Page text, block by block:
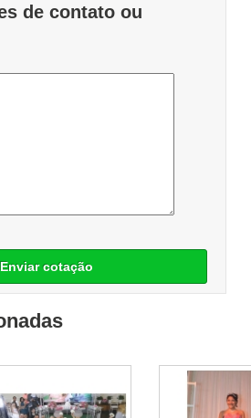
de contato ou
Enviar cotação